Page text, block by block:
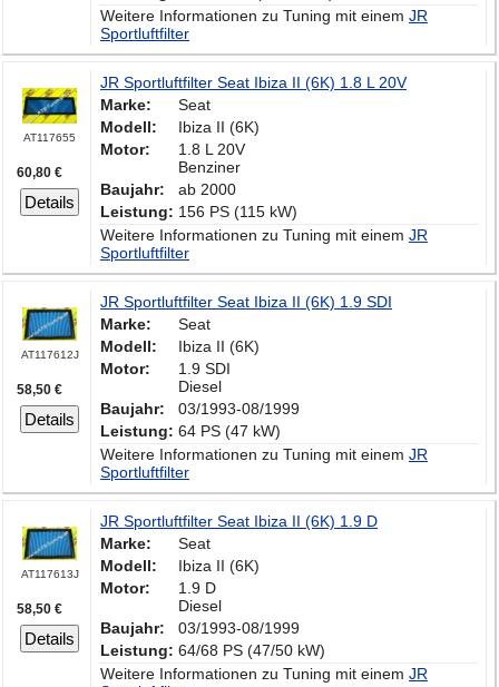
Weitere Informationen zu Tuning mit einem JR
Sportluftfilter
AT117655
60,80 €
Details
JR Sportluftfilter Seat Ibiza II (6K) 1.8 L 20V
Marke:
Seat
Modell:
Ibiza II (6K)
Motor:
1.8 L 20V
Benziner
Baujahr:
ab 2000
Leistung: 156 PS (115 kW)
Weitere Informationen zu Tuning mit einem JR
Sportluftfilter
AT117612J
58,50 €
Details
JR Sportluftfilter Seat Ibiza II (6K) 1.9 SDI
Marke:
Seat
Modell:
Ibiza II (6K)
Motor:
1.9 SDI
Diesel
Baujahr:
03/1993-08/1999
Leistung: 64 PS (47 kW)
Weitere Informationen zu Tuning mit einem JR
Sportluftfilter
AT117613J
58,50 €
Details
JR Sportluftfilter Seat Ibiza II (6K) 1.9 D
Marke:
Seat
Modell:
Ibiza II (6K)
Motor:
1.9 D
Diesel
Baujahr:
03/1993-08/1999
Leistung: 64/68 PS (47/50 kW)
Weitere Informationen zu Tuning mit einem JR